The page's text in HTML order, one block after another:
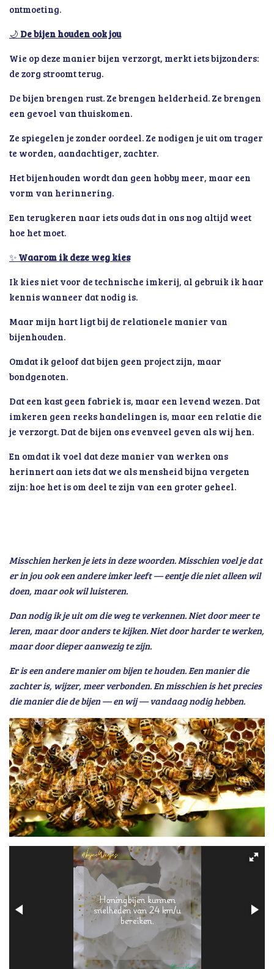
ontmoeting.
🌙 De bijen houden ook jou
Wie op deze manier bijen verzorgt, merkt iets bijzonders:
de zorg stroomt terug.
De bijen brengen rust. Ze brengen helderheid. Ze brengen
een gevoel van thuiskomen.
Ze spiegelen je zonder oordeel. Ze nodigen je uit om trager
te worden, aandachtiger, zachter.
Het bijenhouden wordt dan geen hobby meer, maar een
vorm van herinnering.
Een terugkeren naar iets ouds dat in ons nog altijd weet
hoe het moet.
✨ Waarom ik deze weg kies
Ik kies niet voor de technische imkerij, al gebruik ik haar
kennis wanneer dat nodig is.
Maar mijn hart ligt bij de relationele manier van
bijenhouden.
Omdat ik geloof dat bijen geen project zijn, maar
bondgenoten.
Dat een kast geen fabriek is, maar een levend wezen. Dat
imkeren geen reeks handelingen is, maar een relatie die
je verzorgt. Dat de bijen ons evenveel geven als wij hen.
En omdat ik voel dat deze manier van werken ons
herinnert aan iets dat we als mensheid bijna vergeten
zijn: hoe het is om deel te zijn van een groter geheel.
Misschien herken je iets in deze woorden. Misschien voel je dat
er in jou ook een andere imker leeft — eentje die niet alleen wil
doen, maar ook wil luisteren.
Dan nodig ik je uit om die weg te verkennen. Niet door meer te
leren, maar door anders te kijken. Niet door harder te werken,
maar door dieper aanwezig te zijn.
Er is een andere manier om bijen te houden. Een manier die
zachter is, wijzer, meer verbonden. En misschien is het precies
die manier die de bijen — en wij — vandaag nodig hebben.